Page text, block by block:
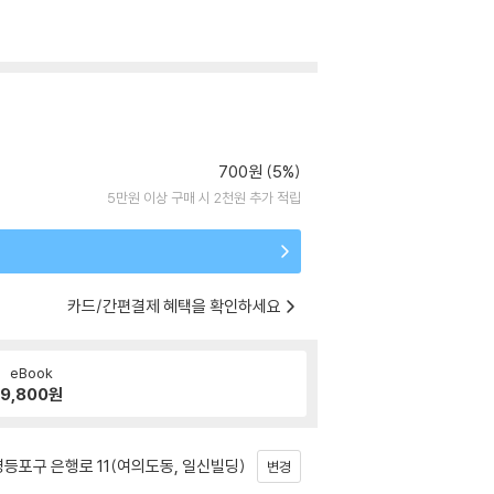
700원 (5%)
5만원 이상 구매 시 2천원 추가 적립
카드/간편결제 혜택을 확인하세요
eBook
9,800원
포구 은행로 11(여의도동, 일신빌딩) 변경